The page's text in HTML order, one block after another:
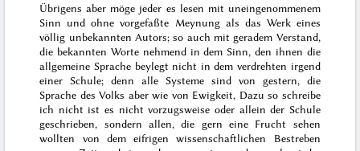
Übrigens aber möge jeder es lesen mit uneingenommenem
Sinn und ohne vorgefaßte Meynung als das Werk eines
völlig unbekannten Autors; so auch mit geradem Verstand,
die bekannten Worte nehmend in dem Sinn, den ihnen die
allgemeine Sprache beylegt nicht in dem verdrehten irgend
einer Schule; denn alle Systeme sind von gestern, die
Sprache des Volks aber wie von Ewigkeit, Dazuso schreibe
ich nicht ist es nicht vorzugsweise oder allein der Schule
geschrieben, sondern allen, die gern eine Frucht sehen
wollten von dem eifrigen wissenschaftlichen Bestreben